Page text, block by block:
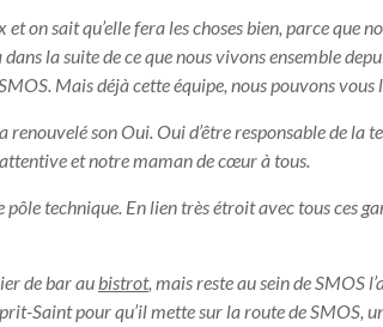
et on sait qu’elle fera les choses bien, parce que
dans la suite de ce que nous vivons ensemble
Mais déjà cette équipe, nous pouvons vous
a renouvelé son Oui. Oui d’être responsable de la
et notre maman de cœur à tous.
pôle technique. En lien très étroit avec tous ces
de bar aubistrot, mais reste au sein de SMOS
Saint pour qu’il mette sur la route de SMOS,